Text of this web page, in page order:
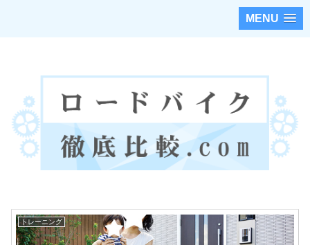
MENU
トレーニング